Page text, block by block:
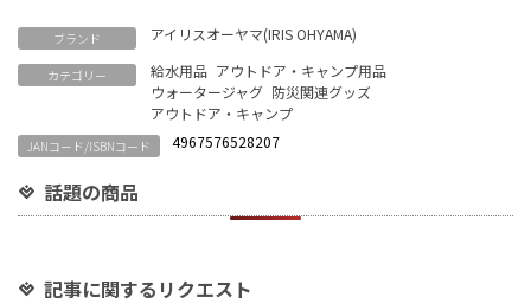
ブランド アイリスオーヤマ(IRIS OHYAMA)
カテゴリー 給水用品 アウトドア・キャンプ用品
ウォータージャグ 防災関連グッズ
アウトドア・キャンプ
JANコード/ISBNコード 4967576528207
話題の商品
記事に関するリクエスト